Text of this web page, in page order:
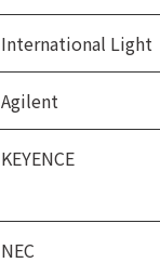
International Light
Agilent
KEYENCE
NEC